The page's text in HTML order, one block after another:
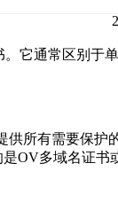
它通常区别
供所有需要保护
OV多域名证